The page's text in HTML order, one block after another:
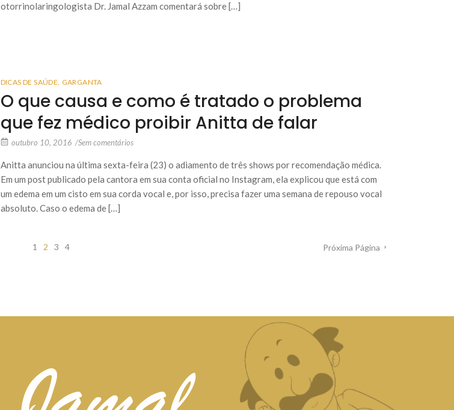
otorrinolaringologista Dr. Jamal Azzam comentará sobre […]
DICAS DE SAÚDE, GARGANTA
O que causa e como é tratado o problema
que fez médico proibir Anitta de falar
outubro 10, 2016 /Sem comentários
Anitta anunciou na última sexta-feira (23) o adiamento de três shows por recomendação médica.
Em um post publicado pela cantora em sua conta oficial no Instagram, ela explicou que está com
um edema em um cisto em sua corda vocal e, por isso, precisa fazer uma semana de repouso vocal
absoluto. Caso o edema de […]
1 2 3 4 Próxima Página